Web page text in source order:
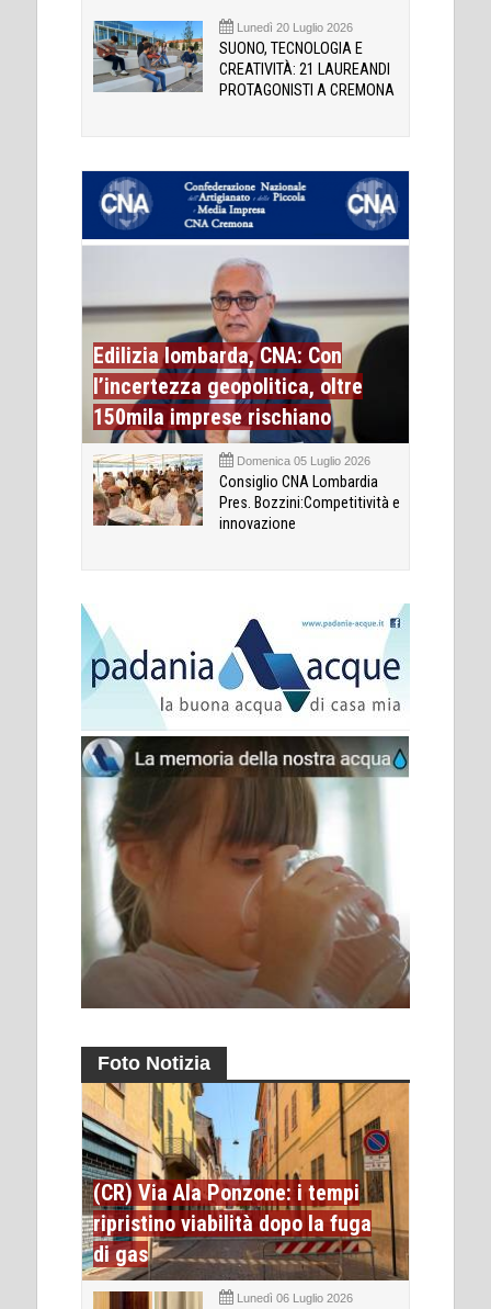
Lunedì 20 Luglio 2026
SUONO, TECNOLOGIA E
CREATIVITÀ: 21 LAUREANDI
PROTAGONISTI A CREMONA
Edilizia lombarda, CNA: Con
l’incertezza geopolitica, oltre
150mila imprese rischiano
Domenica 05 Luglio 2026
Consiglio CNA Lombardia
Pres. Bozzini:Competitività e
innovazione
Foto Notizia
(CR) Via Ala Ponzone: i tempi
ripristino viabilità dopo la fuga
di gas
Lunedì 06 Luglio 2026